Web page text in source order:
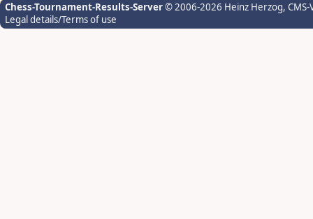
Chess-Tournament-Results-Server© 2006-2026 Heinz Herzog,
Legal details/Terms of use